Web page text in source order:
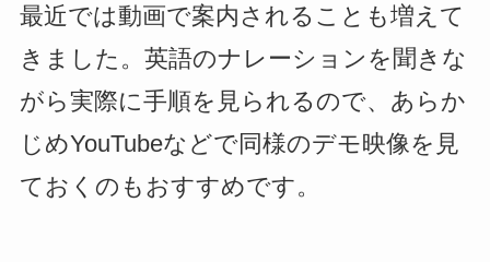
最近では動画で案内されることも増えて
きました。英語のナレーションを聞きな
がら実際に手順を見られるので、あらか
じめYouTubeなどで同様のデモ映像を見
ておくのもおすすめです。